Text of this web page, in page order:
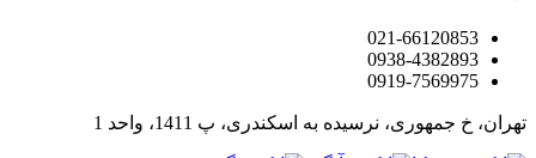
021-66120853
0938-4382893
0919-7569975
تهران، خ جمهوری، نرسیده به اسکندری، پ 1411، واحد 1